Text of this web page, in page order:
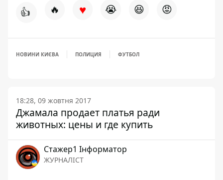
👍 🔥 ♥ 😭 😆 😡
НОВИНИ КИЄВА ПОЛИЦИЯ ФУТБОЛ
18:28, 09 жовтня 2017
Джамала продает платья ради
животных: цены и где купить
Стажер1 Інформатор
ЖУРНАЛІСТ